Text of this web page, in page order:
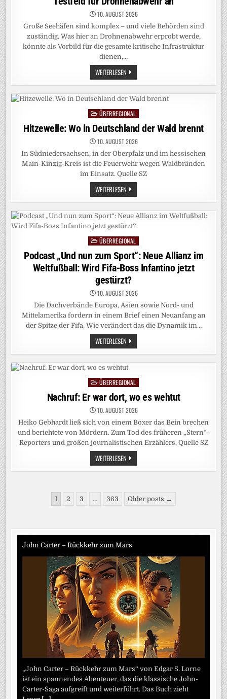
10. AUGUST 2026
Große Seehäfen sind komplex – und viele Behörden sind
zuständig. Was hier an Drohnenabwehr erprobt werde,
könnte als Vorbild für die gesamte kritische Infrastruktur
dienen,…
WEITERLESEN KRITISCHE
INFRASTRUKTUR:
HÄFEN
SICH
ALS
TESTFELD
FÜR
DROHNENABWEHR
AN
Posted
in
ÜBERREGIONAL
Hitzewelle: Wo in Deutschland der Wald brennt
10. AUGUST 2026
In Südniedersachsen, in der Oberpfalz und im hessischen
Main-Kinzig-Kreis ist die Feuerwehr wegen Waldbränden
im Einsatz. Quelle SZ
WEITERLESEN HITZEWELLE:
WO
IN
DER
WALD
BRENNT
PostedÜBERREGIONAL
Podcast „Und nun zum Sport“: Neue Allianz im
Weltfußball: Wird Fifa-Boss Infantino jetzt
gestürzt?
10. AUGUST 2026
Die Dachverbände Europa, Asien sowie Nord- und
Mittelamerika fordern in einem Brief einen Neuanfang an
der Spitze der Fifa. Wie verändert das die Dynamik im…
WEITERLESEN PODCAST
„UND
NUN
SPORT“:
NEUE
ALLIANZ
IM
WELTFUSSBALL: W
IRD F
IFA-B
OSS I
NFANTINO J
ETZT G
ESTÜRZT?
PostedÜBERREGIONAL
Nachruf: Er war dort, wo es wehtut
10. AUGUST 2026
Heiko Gebhardt ließ sich von einem Boxer das Bein brechen
und berichtete von Mördern. Zum Tod des früheren „Stern“-
Reporters und großen journalistischen Erzählers. Quelle SZ
WEITERLESEN NACHRUF:
ER
WAR
WEHTUT
Seitennummerierung
Beiträge
1 2 3 … 363 Older posts →
John Carter – Rückkehr zum Mars
„John Carter – Rückkehr zum Mars“ von Edgar S. Lorne
ist ein spannendes Abenteuer, das die klassische John-
Carter-Saga aufgreift und weiterführt. Das Buch zieht